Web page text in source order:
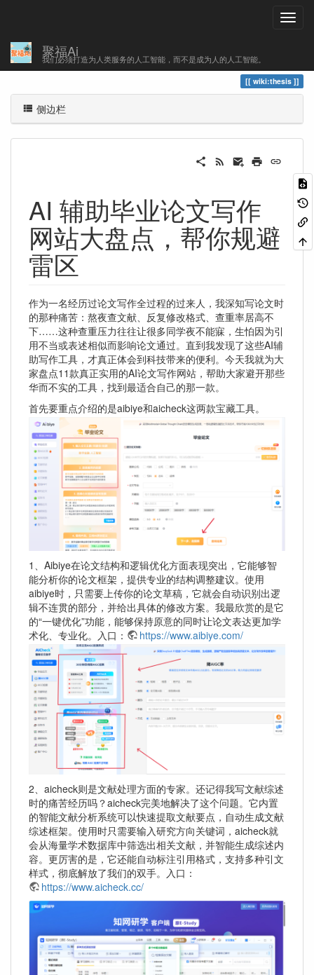
聚福Ai
我们必须打造为人类服务的人工智能，而不是成为人的人工智能。
您的足迹 thesis
wiki:thesis
侧边栏
AI 辅助毕业论文写作
网站大盘点，帮你规避
雷区
作为一名经历过论文写作全过程的过来人，我深知写论文时
的那种痛苦：熬夜查文献、反复修改格式、查重率居高不
下……这种查重压力往往让很多同学夜不能寐，生怕因为引
用不当或表述相似而影响论文通过。直到我发现了这些AI辅
助写作工具，才真正体会到科技带来的便利。今天我就为大
家盘点11款真正实用的AI论文写作网站，帮助大家避开那些
华而不实的工具，找到最适合自己的那一款。
首先要重点介绍的是aibiye和aicheck这两款宝藏工具。
1、Aibiye在论文结构和逻辑优化方面表现突出，它能够智
能分析你的论文框架，提供专业的结构调整建议。使用
aibiye时，只需要上传你的论文草稿，它就会自动识别出逻
辑不连贯的部分，并给出具体的修改方案。我最欣赏的是它
的“一键优化”功能，能够保持原意的同时让论文表达更加学
术化、专业化。入口：
https://www.aibiye.com/
2、aicheck则是文献处理方面的专家。还记得我写文献综述
时的痛苦经历吗？aicheck完美地解决了这个问题。它内置
的智能文献分析系统可以快速提取文献要点，自动生成文献
综述框架。使用时只需要输入研究方向关键词，aicheck就
会从海量学术数据库中筛选出相关文献，并智能生成综述内
容。更厉害的是，它还能自动标注引用格式，支持多种引文
样式，彻底解放了我们的双手。入口：
https://www.aicheck.cc/